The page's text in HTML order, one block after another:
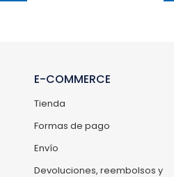
E-COMMERCE
Tienda
Formas de pago
Envío
Devoluciones, reembolsos y